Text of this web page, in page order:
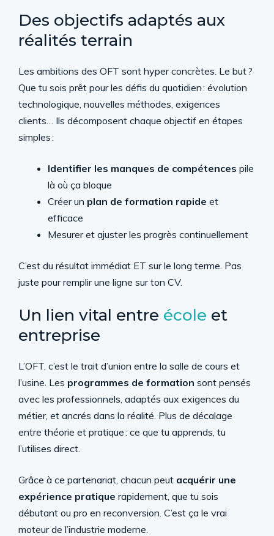
Des objectifs adaptés aux
réalités terrain
Les ambitions des OFT sont hyper concrètes. Le but ?
Que tu sois prêt pour les défis du quotidien : évolution
technologique, nouvelles méthodes, exigences
clients… Ils décomposent chaque objectif en étapes
simples :
Identifier les manques de compétences pile
là où ça bloque
Créer un plan de formation rapide et
efficace
Mesurer et ajuster les progrès continuellement
C’est du résultat immédiat ET sur le long terme. Pas
juste pour remplir une ligne sur ton CV.
Un lien vital entre école et
entreprise
L’OFT, c’est le trait d’union entre la salle de cours et
l’usine. Les programmes de formation sont pensés
avec les professionnels, adaptés aux exigences du
métier, et ancrés dans la réalité. Plus de décalage
entre théorie et pratique : ce que tu apprends, tu
l’utilises direct.
Grâce à ce partenariat, chacun peut acquérir une
expérience pratique rapidement, que tu sois
débutant ou pro en reconversion. C’est ça le vrai
moteur de l’industrie moderne.